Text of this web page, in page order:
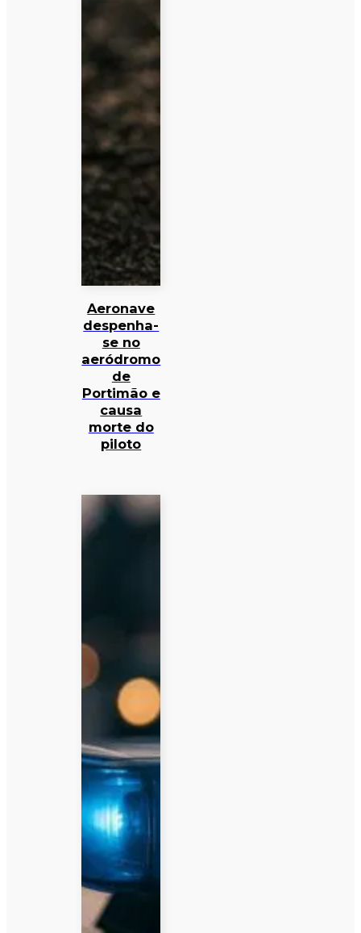
Aeronave
despenha-
se no
aeródromo
de
Portimão e
causa
morte do
piloto